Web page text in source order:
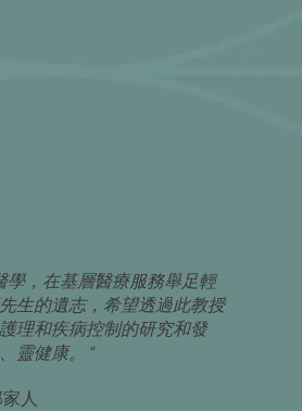
學，在基層醫療服務舉足輕
生的遺志，希望透過此教授
理和疾病控制的研究和發
靈健康。"
人